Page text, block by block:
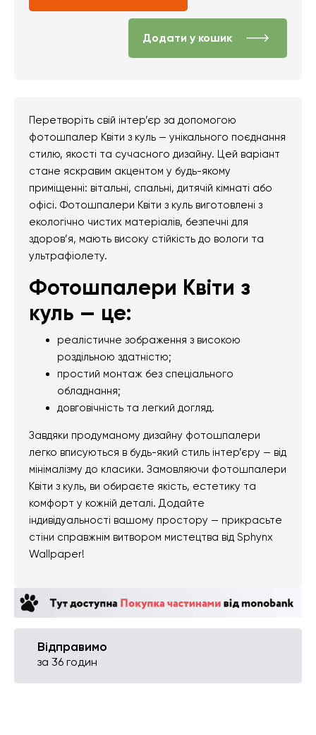
Додати у кошик
Перетворіть свій інтер’єр за допомогою
фотошпалер Квіти з куль — унікального поєднання
стилю, якості та сучасного дизайну. Цей варіант
стане яскравим акцентом у будь-якому
приміщенні: вітальні, спальні, дитячій кімнаті або
офісі. Фотошпалери Квіти з куль виготовлені з
екологічно чистих матеріалів, безпечні для
здоров’я, мають високу стійкість до вологи та
ультрафіолету.
Фотошпалери Квіти з
куль — це:
реалістичне зображення з високою
роздільною здатністю;
простий монтаж без спеціального
обладнання;
довговічність та легкий догляд.
Завдяки продуманому дизайну фотошпалери
легко вписуються в будь-який стиль інтер’єру — від
мінімалізму до класики. Замовляючи фотошпалери
Квіти з куль, ви обираєте якість, естетику та
комфорт у кожній деталі. Додайте
індивідуальності вашому простору — прикрасьте
стіни справжнім витвором мистецтва від Sphynx
Wallpaper!
Відправимо
за 36 годин